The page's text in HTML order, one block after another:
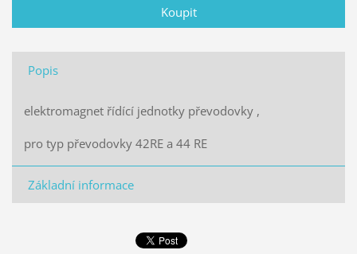
Popis
elektromagnet řídící jednotky převodovky ,
pro typ převodovky 42RE a 44 RE
Základní informace